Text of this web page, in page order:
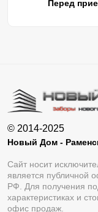
Перед
© 2014-2025
Новый Дом -
Сайт носит
является публичной
РФ. Для получения
характеристиках и
офис продаж.